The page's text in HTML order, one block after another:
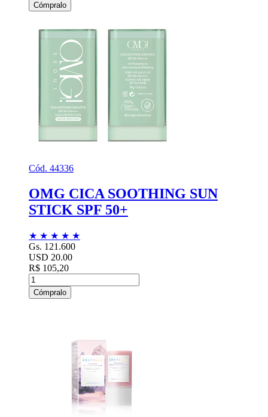
Cómpralo
Cód. 44336
OMG CICA SOOTHING SUN
STICK SPF 50+
★ ★ ★ ★ ★
Gs. 121.600
USD 20.00
R$ 105,20
Cómpralo